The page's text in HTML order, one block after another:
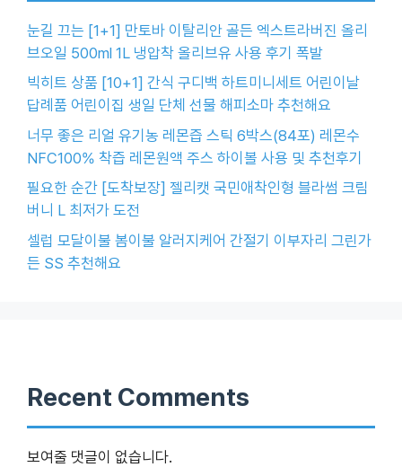
눈길 끄는 [1+1] 만토바 이탈리안 골든 엑스트라버진 올리
브오일 500ml 1L 냉압착 올리브유 사용 후기 폭발
빅히트 상품 [10+1] 간식 구디백 하트미니세트 어린이날
답례품 어린이집 생일 단체 선물 해피소마 추천해요
너무 좋은 리얼 유기농 레몬즙 스틱 6박스(84포) 레몬수
NFC100% 착즙 레몬원액 주스 하이볼 사용 및 추천후기
필요한 순간 [도착보장] 젤리캣 국민애착인형 블라썸 크림
버니 L 최저가 도전
셀럽 모달이불 봄이불 알러지케어 간절기 이부자리 그린가
든 SS 추천해요
Recent Comments
보여줄 댓글이 없습니다.